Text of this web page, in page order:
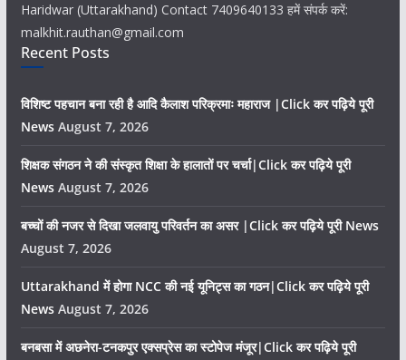
Haridwar (Uttarakhand) Contact 7409640133 हमें संपर्क करें:
malkhit.rauthan@gmail.com
Recent Posts
विशिष्ट पहचान बना रही है आदि कैलाश परिक्रमाः महाराज |Click कर पढ़िये पूरी
News August 7, 2026
शिक्षक संगठन ने की संस्कृत शिक्षा के हालातों पर चर्चा|Click कर पढ़िये पूरी
News August 7, 2026
बच्चों की नजर से दिखा जलवायु परिवर्तन का असर |Click कर पढ़िये पूरी News
August 7, 2026
Uttarakhand में होगा NCC की नई यूनिट्स का गठन|Click कर पढ़िये पूरी
News August 7, 2026
बनबसा में अछनेरा-टनकपुर एक्सप्रेस का स्टोपेज मंजूर|Click कर पढ़िये पूरी